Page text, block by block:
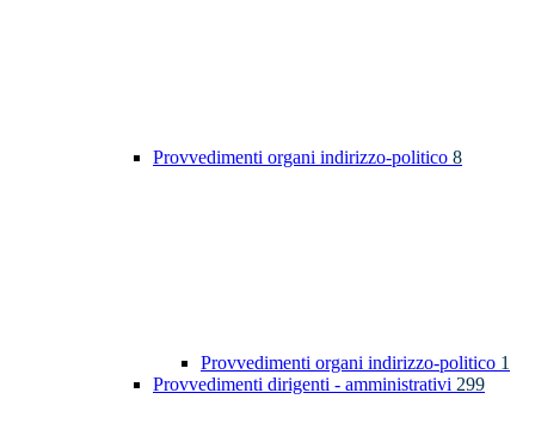
Provvedimenti organi indirizzo-politico 8
Provvedimenti organi indirizzo-politico 1
Provvedimenti dirigenti - amministrativi 299